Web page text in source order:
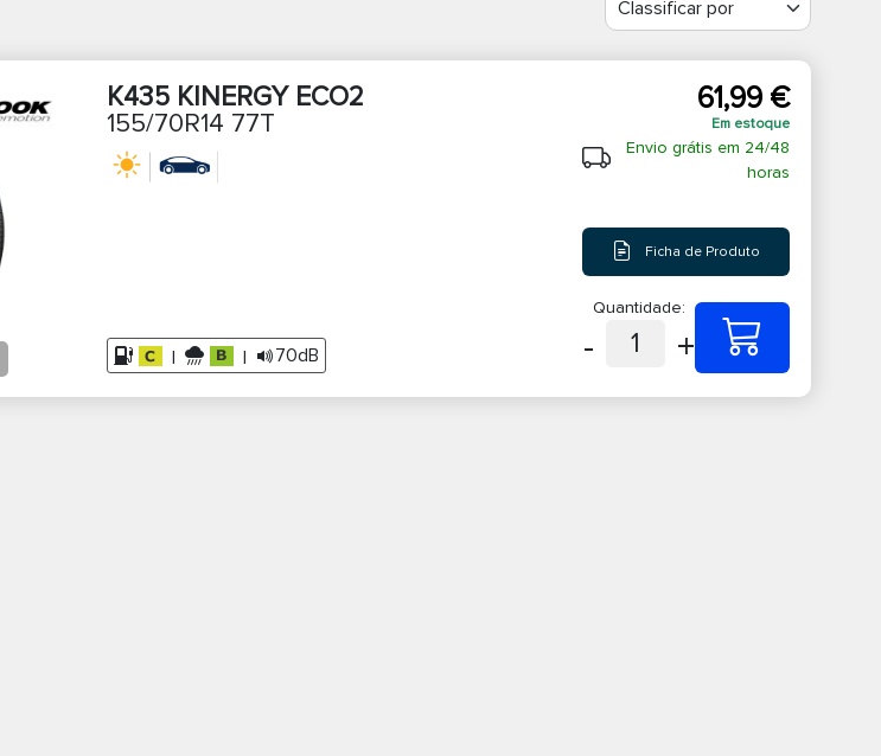
K435 KINERGY ECO2
155/70R14 77T
| | 70dB
61,99 €
Em estoque
Envio grátis em 24/48
horas
Ficha de Produto
Quantidade:
- 1 +